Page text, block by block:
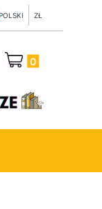
ZŁ
Produkty w